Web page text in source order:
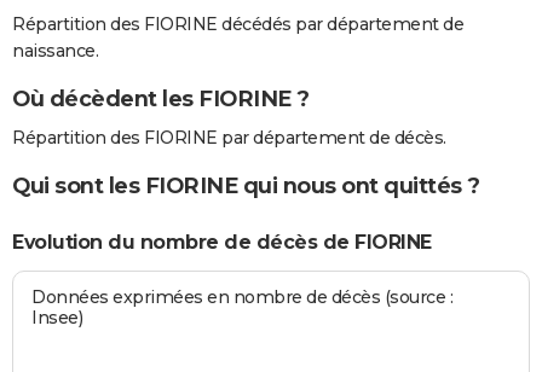
Répartition des FIORINE décédés par département de
naissance.
Où décèdent les FIORINE ?
Répartition des FIORINE par département de décès.
Qui sont les FIORINE qui nous ont quittés ?
Evolution du nombre de décès de FIORINE
Données exprimées en nombre de décès (source :
Insee)